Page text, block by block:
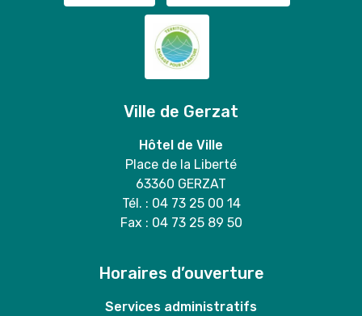
Ville de Gerzat
Hôtel de Ville
Place de la Liberté
63360 GERZAT
Tél. : 04 73 25 00 14
Fax : 04 73 25 89 50
Horaires d’ouverture
Services administratifs